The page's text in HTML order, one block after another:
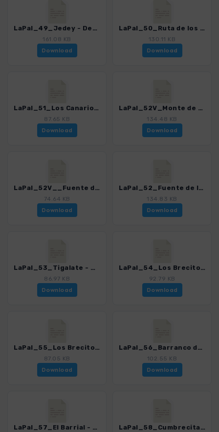
LaPal_49_Jedey - Deseada_4246_17.gpx
161.08 KB
Download
LaPal_50_Ruta de los Volcanes Refugio del Pilar_4246_17.gpx
130.11 KB
Download
LaPal_51_Los Canarios - San Antonio - Teneguia - Faro_4246_17.gpx
87.65 KB
Download
LaPal_52V_Monte de Luna - Volcan Martin_4246_17.gpx
134.48 KB
Download
LaPal_52V__Fuente de los Roques - Volcan Martin_4246_17.gpx
74.64 KB
Download
LaPal_52_Fuente de los Roques - Volcan Martin_lang unbearbeitet_4246_17.gpx
134.83 KB
Download
LaPal_53_Tigalate - Deseada_4246_17.gpx
86.97 KB
Download
LaPal_54_Los Brecitos - Cascada de La Fondada - Hoyo Verde_4246_17.gpx
92.79 KB
Download
LaPal_55_Los Brecitos - Playa de Taburiente - Barranco de las Angustias_4246_17.gpx
87.05 KB
Download
LaPal_56_Barranco de las Angustias - Playa de Taburiente_4246_17.gpx
102.55 KB
Download
LaPal_57_El Barrial - Pico Bejenado_4246_17.gpx LaPal_58_Cumbrecita - Pico Bejenado_4246_17.gpx